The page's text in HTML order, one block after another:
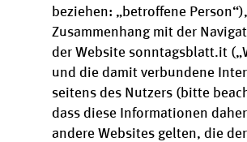
beziehen: „betroffene
Zusammenhang mit der
der Website sonntagsblatt.it
und die damit verbundene
seitens des Nutzers (bitte
dass diese Informationen
andere Websites gelten, die